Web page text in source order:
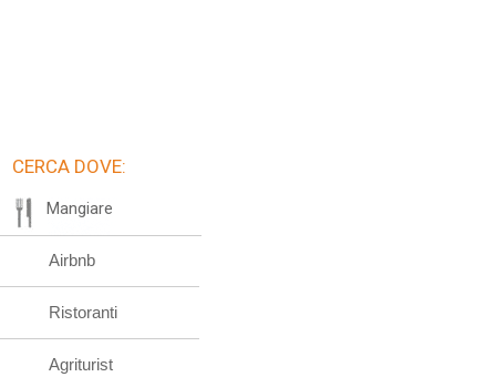
CERCA DOVE:
Mangiare
Airbnb
Ristoranti
Agriturist